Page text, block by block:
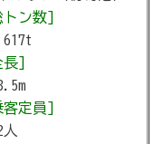
トン数]
長]
客定員]
人